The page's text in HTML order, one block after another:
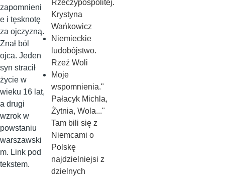
zapomnieni
e i tęsknotę
za ojczyzną.
Znał ból
ojca. Jeden
syn stracił
życie w
wieku 16 lat,
a drugi
wzrok w
powstaniu
warszawski
m. Link pod
tekstem.
Rzeczypospolitej.
Krystyna
Wańkowicz
Niemieckie
ludobójstwo.
Rzeź Woli
Moje
wspomnienia."
Pałacyk Michla,
Żytnia, Wola..."
Tam bili się z
Niemcami o
Polskę
najdzielniejsi z
dzielnych